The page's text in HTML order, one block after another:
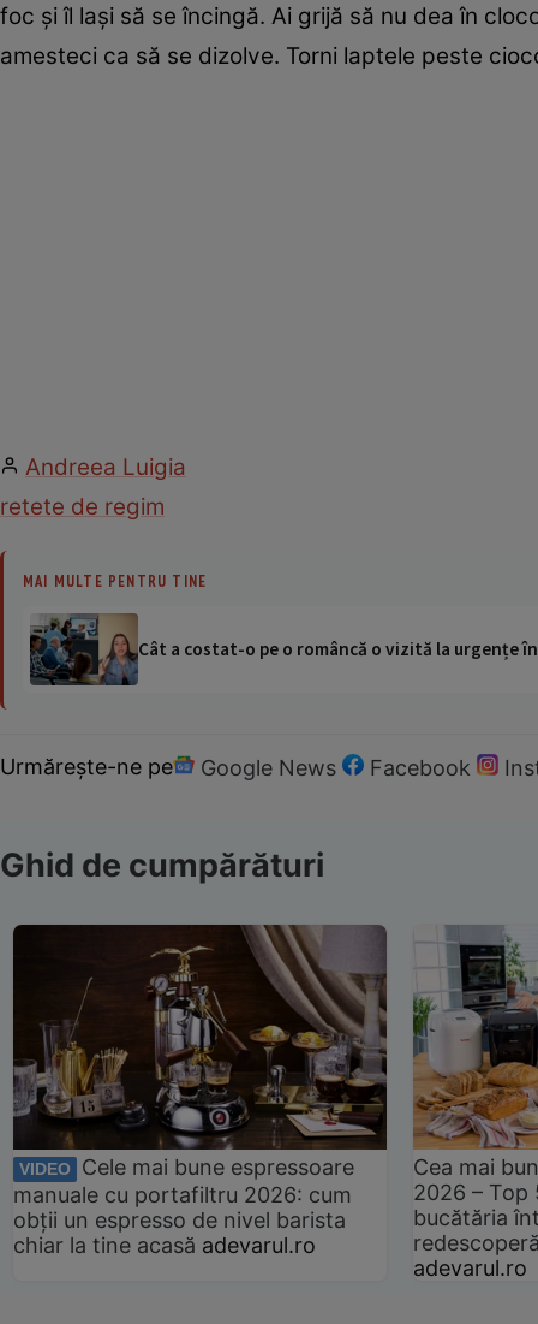
foc şi îl laşi să se încingă. Ai grijă să nu dea în
amesteci ca să se dizolve. Torni laptele peste
Andreea Luigia
retete de regim
MAI MULTE PENTRU TINE
Cât a costat-o pe o româncă o vizită la urgențe
Urmărește-ne pe Google News Facebook
Ghid de cumpărături
VIDEO
Cele mai bune espressoare
manuale cu portafiltru 2026: cum
obții un espresso de nivel barista
chiar la tine acasă adevarul.ro
Cea mai
2026 –
bucătăria
adevarul.ro